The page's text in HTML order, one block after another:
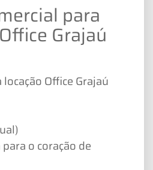
para
Grajaú
Office Grajaú
o coração de